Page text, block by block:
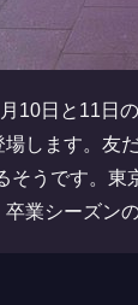
10日と11日
します。友
そうです。
業シーズン